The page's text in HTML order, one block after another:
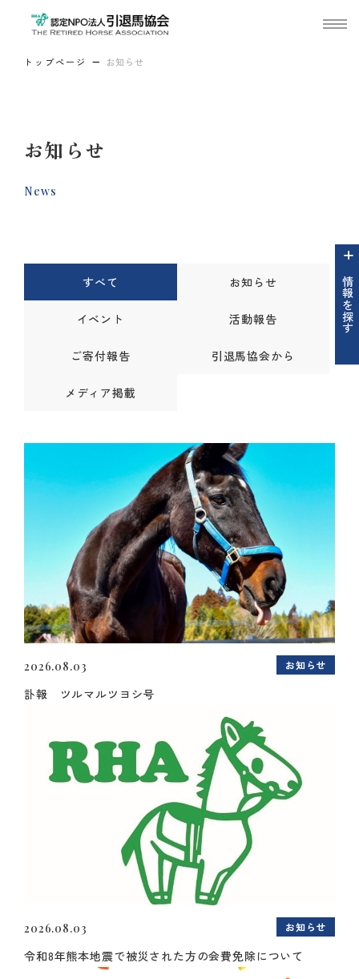
トップページ お知らせ
お知らせ
News
情報を探す
すべて お知らせ
イベント 活動報告
ご寄付報告 引退馬協会から
メディア掲載
2026.08.03 お知らせ
訃報 ツルマルツヨシ号
2026.08.03 お知らせ
令和8年熊本地震で被災された方の会費免除について